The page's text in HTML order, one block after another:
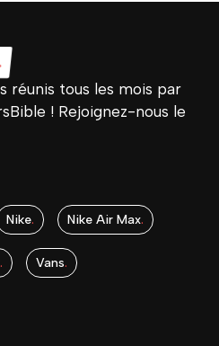
réunis tous les mois par
! Rejoignez-nous le
Nike. Nike Air Max.
. Vans.